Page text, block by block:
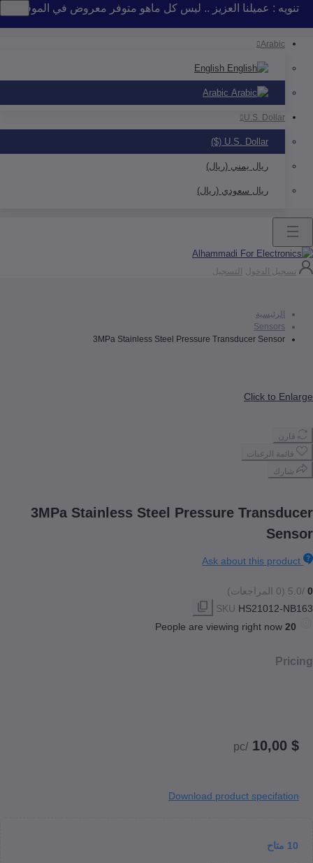
: عميلنا العزيز .. ليس كل ماهو متوفر معروض في الموقع .. إذا لم
English
Arabic
U.S.
U.S. Dollar ($)
ريال يمني (ريال)
ريال سعودي (ريال)
الدخول التسجيل
3MPa Stainless Steel Pressure Transducer
Click
الرغبات
3MPa Stainless Steel Pressure
Ask about this
SKU
People are viewing right
/pc
Download product